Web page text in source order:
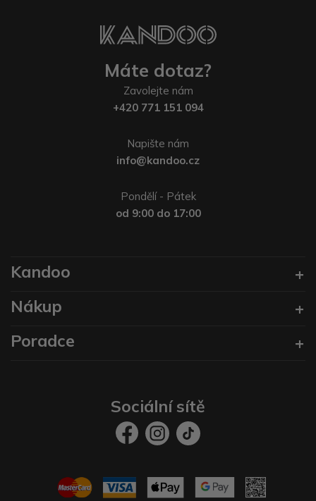
Máte dotaz?
Zavolejte nám
+420 771 151 094
Napište nám
info@kandoo.cz
Pondělí - Pátek
od 9:00 do 17:00
Kandoo
Nákup
Poradce
Sociální sítě